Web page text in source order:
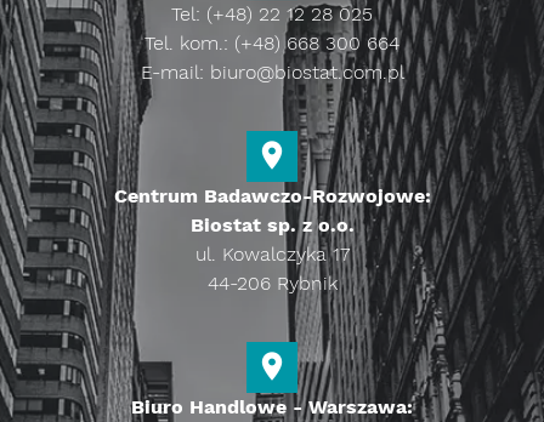
Tel: (+48) 22 12 28 025
Tel. kom.: (+48) 668 300 664
E-mail: biuro@biostat.com.pl
Centrum Badawczo-Rozwojowe:
Biostat sp. z o.o.
ul. Kowalczyka 17
44-206 Rybnik
Biuro Handlowe - Warszawa: